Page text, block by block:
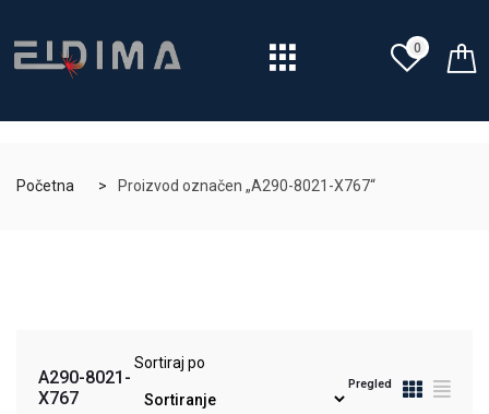
0
Početna Proizvod označen „A290-8021-X767“
A290-8021-
X767
Sortiraj po
Pregled